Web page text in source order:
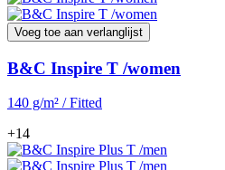
Voeg toe aan verlanglijst
B&C Inspire T /women
140 g/m² / Fitted
+14